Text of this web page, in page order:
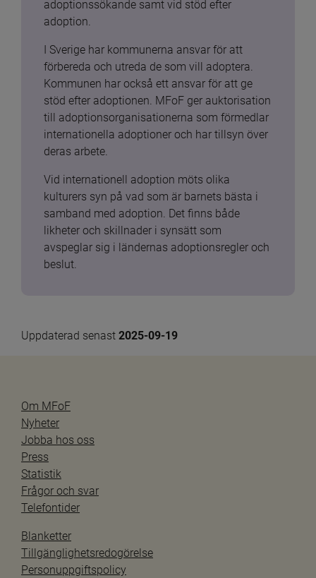
adoptionssökande samt vid stöd efter
adoption.
I Sverige har kommunerna ansvar för att
förbereda och utreda de som vill adoptera.
Kommunen har också ett ansvar för att ge
stöd efter adoptionen. MFoF ger auktorisation
till adoptionsorganisationerna som förmedlar
internationella adoptioner och har tillsyn över
deras arbete.
Vid internationell adoption möts olika
kulturers syn på vad som är barnets bästa i
samband med adoption. Det finns både
likheter och skillnader i synsätt som
avspeglar sig i ländernas adoptionsregler och
beslut.
Uppdaterad senast 2025-09-19
Om MFoF
Nyheter
Jobba hos oss
Press
Statistik
Frågor och svar
Telefontider
Blanketter
Tillgänglighetsredogörelse
Personuppgiftspolicy